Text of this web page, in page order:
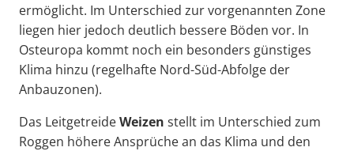
ermöglicht. Im Unterschied zur vorgenannten Zone
liegen hier jedoch deutlich bessere Böden vor. In
Osteuropa kommt noch ein besonders günstiges
Klima hinzu (regelhafte Nord-Süd-Abfolge der
Anbauzonen).
Das LeitgetreideWeizen stellt im Unterschied zum
Roggen höhere Ansprüche an das Klima und den